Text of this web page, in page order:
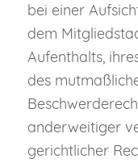
bei einer
dem
Aufenthalts,
des
anderweitiger
gerichtlicher